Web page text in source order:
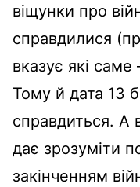
віщунки про
справдилися
вказує які
Тому й дата 13
справдиться. А
дає зрозуміти
закінченням